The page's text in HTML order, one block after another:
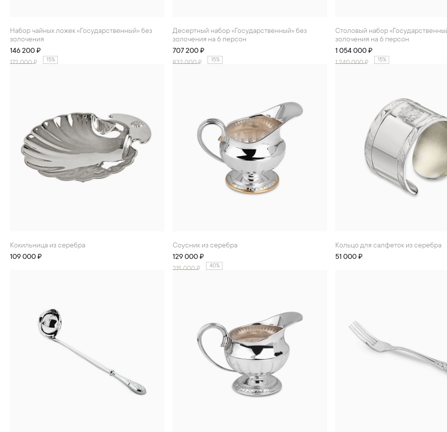
Набор чайных ложек «Государственный» без
золочения
146 200 ₽
172 000₽ 15%
Десертный набор «Государственный» без
золочения на 6 персон
707 200 ₽
832 000₽ 15%
Столовый набор «Государственный» без
золочения на 6 персон
1 054 000 ₽
1 240 000₽ 15%
Кокильница из серебра
109 000 ₽
Соусник из серебра
129 000 ₽
215 000₽ 40%
Кольцо для салфеток из серебра
51 000 ₽